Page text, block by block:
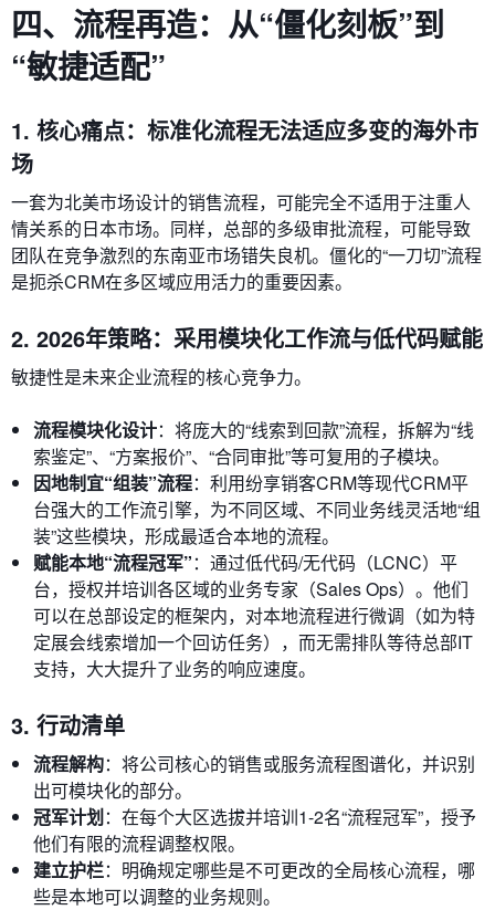
四、流程再造：从“僵化刻板”到
“敏捷适配”
1. 核心痛点：标准化流程无法适应多变的海外市
场
一套为北美市场设计的销售流程，可能完全不适用于注重人
情关系的日本市场。同样，总部的多级审批流程，可能导致
团队在竞争激烈的东南亚市场错失良机。僵化的“一刀切”流程
是扼杀CRM在多区域应用活力的重要因素。
2. 2026年策略：采用模块化工作流与低代码赋能
敏捷性是未来企业流程的核心竞争力。
流程模块化设计：将庞大的“线索到回款”流程，拆解为“线
索鉴定”、“方案报价”、“合同审批”等可复用的子模块。
因地制宜“组装”流程：利用纷享销客CRM等现代CRM平
台强大的工作流引擎，为不同区域、不同业务线灵活地“组
装”这些模块，形成最适合本地的流程。
赋能本地“流程冠军”：通过低代码/无代码（LCNC）平
台，授权并培训各区域的业务专家（Sales Ops）。他们
可以在总部设定的框架内，对本地流程进行微调（如为特
定展会线索增加一个回访任务），而无需排队等待总部IT
支持，大大提升了业务的响应速度。
3. 行动清单
流程解构：将公司核心的销售或服务流程图谱化，并识别
出可模块化的部分。
冠军计划：在每个大区选拔并培训1-2名“流程冠军”，授予
他们有限的流程调整权限。
建立护栏：明确规定哪些是不可更改的全局核心流程，哪
些是本地可以调整的业务规则。